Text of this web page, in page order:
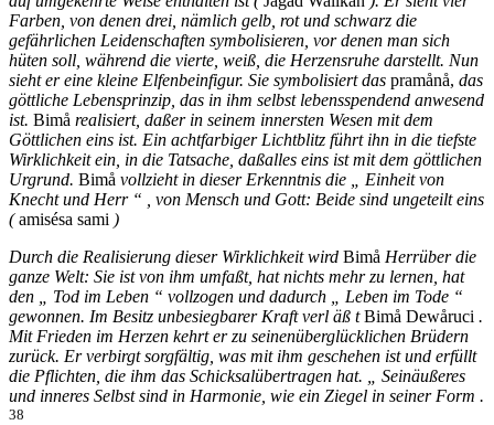
Farben, von denen drei, nämlich gelb, rot und schwarz die
gefährlichen Leidenschaften symbolisieren, vor denen man sich
hüten soll, während die vierte, weiß, die Herzensruhe darstellt. Nun
sieht er eine kleine Elfenbeinfigur. Sie symbolisiert das pramånå, das
göttliche Lebensprinzip, das in ihm selbst lebensspendend anwesend
ist. Bimå realisiert, daßer in seinem innersten Wesen mit dem
Göttlichen eins ist. Ein achtfarbiger Lichtblitz führt ihn in die tiefste
Wirklichkeit ein, in die Tatsache, daßalles eins ist mit dem göttlichen
Urgrund. Bimå vollzieht in dieser Erkenntnis die „ Einheit von
Knecht und Herr “ , von Mensch und Gott: Beide sind ungeteilt eins
(amisésa sami )
Durch die Realisierung dieser Wirklichkeit wird Bimå Herrüber die
ganze Welt: Sie ist von ihm umfaßt, hat nichts mehr zu lernen, hat
den „ Tod im Leben “ vollzogen und dadurch „ Leben im Tode “
gewonnen. Im Besitz unbesiegbarer Kraft verl äß tBimå Dewåruci .
Mit Frieden im Herzen kehrt er zu seinenüberglücklichen Brüdern
zurück. Er verbirgt sorgfältig, was mit ihm geschehen ist und erfüllt
die Pflichten, die ihm das Schicksalübertragen hat. „ Seinäußeres
und inneres Selbst sind in Harmonie, wie ein Ziegel in seiner Form .
38